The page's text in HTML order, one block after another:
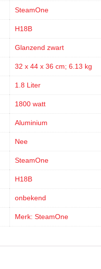
‎SteamOne
‎H18B
‎Glanzend zwart
‎32 x 44 x 36 cm; 6.13 kg
‎1.8 Liter
‎1800 watt
‎Aluminium
‎Nee
‎SteamOne
‎H18B
‎onbekend
Merk: SteamOne